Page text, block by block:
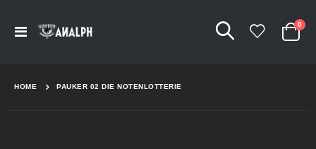
Navigation
Cart
0
HOME PAUKER 02 DIE NOTENLOTTERIE